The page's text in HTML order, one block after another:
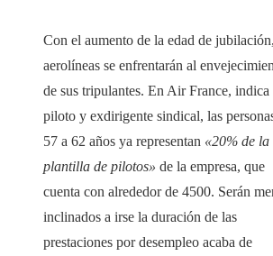
Con el aumento de la edad de
aerolíneas se enfrentarán al
de sus tripulantes. En Air France, indica
piloto y exdirigente sindical, las
57 a 62 años ya representan «20% de la
plantilla de pilotos» de la empresa, que
cuenta con alrededor de 4500. Serán
inclinados a irse la duración de las
prestaciones por desempleo acaba de